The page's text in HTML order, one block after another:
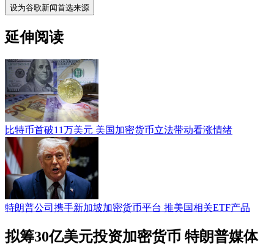
设为谷歌新闻首选来源
延伸阅读
比特币首破11万美元 美国加密货币立法带动看涨情绪
特朗普公司携手新加坡加密货币平台 推美国相关ETF产品
拟筹30亿美元投资加密货币 特朗普媒体